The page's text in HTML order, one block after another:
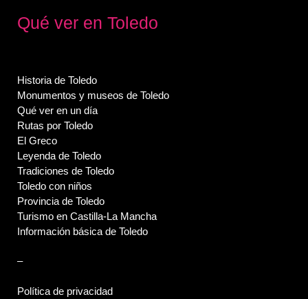
Qué ver en Toledo
Historia de Toledo
Monumentos y museos de Toledo
Qué ver en un día
Rutas por Toledo
El Greco
Leyenda de Toledo
Tradiciones de Toledo
Toledo con niños
Provincia de Toledo
Turismo en Castilla-La Mancha
Información básica de Toledo
–
Política de privacidad